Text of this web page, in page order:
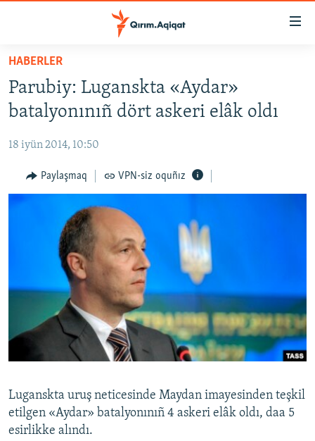
Esas
qaytmaq
Baş
navigatsiyağa
qaytmaq
qaytmaq
HABERLER
SİYASET
İQTİSADİYAT
CEMİYET
MEDENİYET
İNSAN AQLARI
Русский
Українською
QOŞULIÑIZ!
HABERLER
Parubiy: Luganskta «Aydar»
batalyonınıñ dört askeri elâk oldı
18 iyün 2014, 10:50
Paylaşmaq VPN-siz oquñız
Luganskta uruş neticesinde Maydan imayesinden teşkil
etilgen «Aydar» batalyonınıñ 4 askeri elâk oldı, daa 5
esirlikke alındı.